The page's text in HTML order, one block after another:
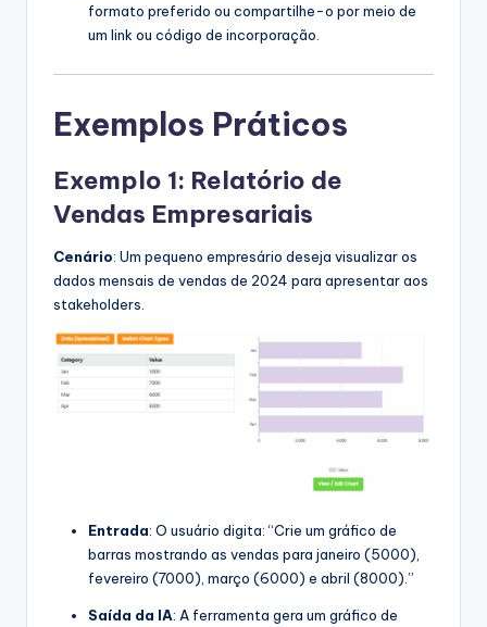
formato preferido ou compartilhe-o por meio de
um link ou código de incorporação.
Exemplos Práticos
Exemplo 1: Relatório de
Vendas Empresariais
Cenário: Um pequeno empresário deseja visualizar os
dados mensais de vendas de 2024 para apresentar aos
stakeholders.
Entrada: O usuário digita: “Crie um gráfico de
barras mostrando as vendas para janeiro (5000),
fevereiro (7000), março (6000) e abril (8000).”
Saída da IA: A ferramenta gera um gráfico de